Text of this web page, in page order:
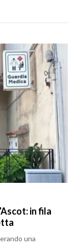
in fila
una